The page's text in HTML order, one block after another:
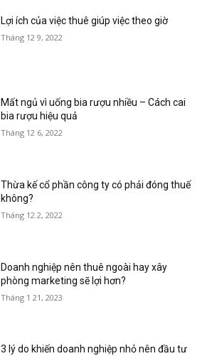
Lợi ích của việc thuê giúp việc theo giờ
Tháng 12 9, 2022
Mất ngủ vì uống bia rượu nhiều – Cách cai
bia rượu hiệu quả
Tháng 12 6, 2022
Thừa kế cổ phần công ty có phải đóng thuế
không?
Tháng 12 2, 2022
Doanh nghiệp nên thuê ngoài hay xây
phòng marketing sẽ lợi hơn?
Tháng 1 21, 2023
3 lý do khiến doanh nghiệp nhỏ nên đầu tư